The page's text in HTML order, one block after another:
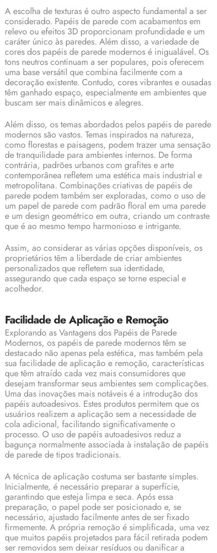
A escolha de texturas é outro aspecto fundamental a ser
considerado. Papéis de parede com acabamentos em
relevo ou efeitos 3D proporcionam profundidade e um
caráter único às paredes. Além disso, a variedade de
cores dos papéis de parede modernos é inigualável. Os
tons neutros continuam a ser populares, pois oferecem
uma base versátil que combina facilmente com a
decoração existente. Contudo, cores vibrantes e ousadas
têm ganhado espaço, especialmente em ambientes que
buscam ser mais dinâmicos e alegres.
Além disso, os temas abordados pelos papéis de parede
modernos são vastos. Temas inspirados na natureza,
como florestas e paisagens, podem trazer uma sensação
de tranquilidade para ambientes internos. De forma
contrária, padrões urbanos com grafites e arte
contemporânea refletem uma estética mais industrial e
metropolitana. Combinações criativas de papéis de
parede podem também ser exploradas, como o uso de
um papel de parede com padrão floral em uma parede
e um design geométrico em outra, criando um contraste
que é ao mesmo tempo harmonioso e intrigante.
Assim, ao considerar as várias opções disponíveis, os
proprietários têm a liberdade de criar ambientes
personalizados que refletem sua identidade,
assegurando que cada espaço se torne especial e
acolhedor.
Facilidade de Aplicação e Remoção
Explorando as Vantagens dos Papéis de Parede
Modernos, os papéis de parede modernos têm se
destacado não apenas pela estética, mas também pela
sua facilidade de aplicação e remoção, características
que têm atraído cada vez mais consumidores que
desejam transformar seus ambientes sem complicações.
Uma das inovações mais notáveis é a introdução dos
papéis autoadesivos. Estes produtos permitem que os
usuários realizem a aplicação sem a necessidade de
cola adicional, facilitando significativamente o
processo. O uso de papéis autoadesivos reduz a
bagunça normalmente associada à instalação de papéis
de parede de tipos tradicionais.
A técnica de aplicação costuma ser bastante simples.
Inicialmente, é necessário preparar a superfície,
garantindo que esteja limpa e seca. Após essa
preparação, o papel pode ser posicionado e, se
necessário, ajustado facilmente antes de ser fixado
firmemente. A própria remoção é simplificada, uma vez
que muitos papéis projetados para fácil retirada podem
ser removidos sem deixar resíduos ou danificar a